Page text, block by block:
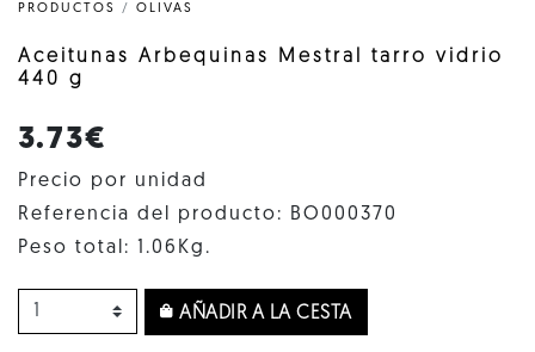
PRODUCTOS / OLIVAS
Aceitunas Arbequinas Mestral tarro vidrio
440 g
3.73€
Precio por unidad
Referencia del producto: BO000370
Peso total: 1.06Kg.
AÑADIR A LA CESTA
SELECCIONAR IDIOMA : ES